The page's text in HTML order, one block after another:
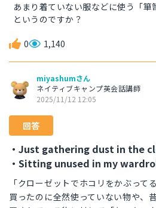
あまり着ていない服などに使う「
というのですか？
0 1,140
miyashumさん
ネイティブキャンプ英会話講師
2025/11/12 12:05
回答
・Just gathering dust in the
・Sitting unused in my
「クローゼットでホコリをかぶって
買ったのに全然使っていない物や、